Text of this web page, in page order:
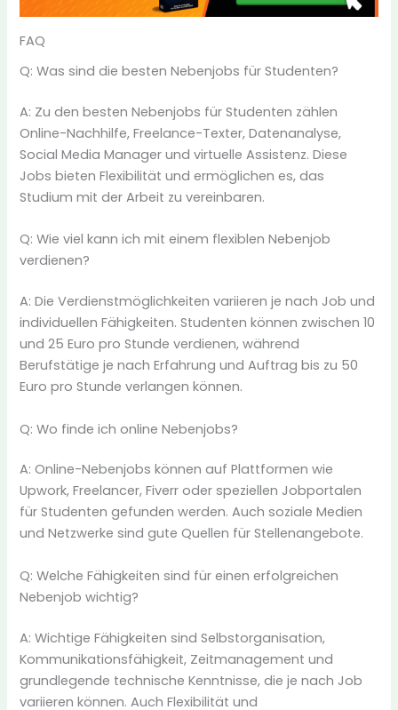
FAQ
Q: Was sind die besten Nebenjobs für Studenten?
A: Zu den besten Nebenjobs für Studenten zählen
Online-Nachhilfe, Freelance-Texter, Datenanalyse,
Social Media Manager und virtuelle Assistenz. Diese
Jobs bieten Flexibilität und ermöglichen es, das
Studium mit der Arbeit zu vereinbaren.
Q: Wie viel kann ich mit einem flexiblen Nebenjob
verdienen?
A: Die Verdienstmöglichkeiten variieren je nach Job und
individuellen Fähigkeiten. Studenten können zwischen 10
und 25 Euro pro Stunde verdienen, während
Berufstätige je nach Erfahrung und Auftrag bis zu 50
Euro pro Stunde verlangen können.
Q: Wo finde ich online Nebenjobs?
A: Online-Nebenjobs können auf Plattformen wie
Upwork, Freelancer, Fiverr oder speziellen Jobportalen
für Studenten gefunden werden. Auch soziale Medien
und Netzwerke sind gute Quellen für Stellenangebote.
Q: Welche Fähigkeiten sind für einen erfolgreichen
Nebenjob wichtig?
A: Wichtige Fähigkeiten sind Selbstorganisation,
Kommunikationsfähigkeit, Zeitmanagement und
grundlegende technische Kenntnisse, die je nach Job
variieren können. Auch Flexibilität und